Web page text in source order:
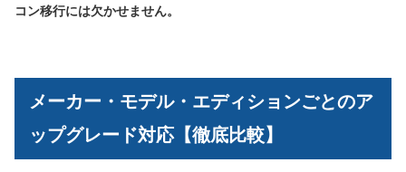
コン移行には欠かせません。
メーカー・モデル・エディションごとのア
ップグレード対応【徹底比較】